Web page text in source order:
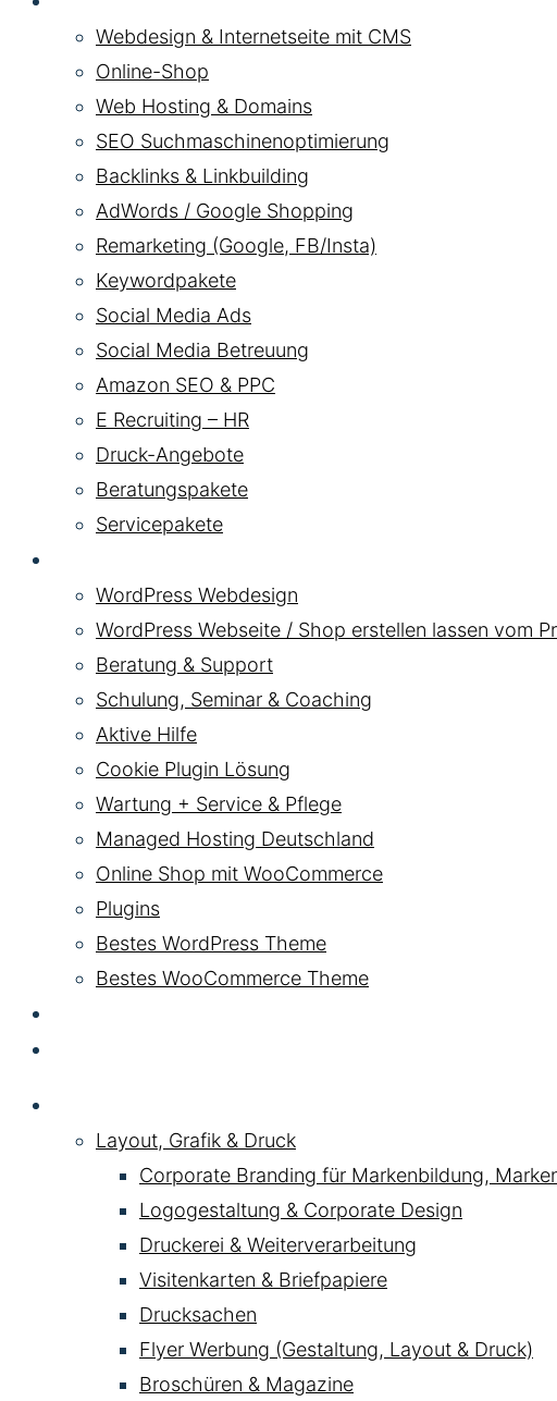
Webdesign & Internetseite mit CMS
Online-Shop
Web Hosting & Domains
SEO Suchmaschinenoptimierung
Backlinks & Linkbuilding
AdWords / Google Shopping
Remarketing (Google, FB/Insta)
Keywordpakete
Social Media Ads
Social Media Betreuung
Amazon SEO & PPC
E Recruiting – HR
Druck-Angebote
Beratungspakete
Servicepakete
WordPress Webdesign
WordPress Webseite / Shop erstellen lassen vom
Beratung & Support
Schulung, Seminar & Coaching
Aktive Hilfe
Cookie Plugin Lösung
Wartung + Service & Pflege
Managed Hosting Deutschland
Online Shop mit WooCommerce
Plugins
Bestes WordPress Theme
Bestes WooCommerce Theme
Layout, Grafik & Druck
Corporate Branding für Markenbildung,
Logogestaltung & Corporate Design
Druckerei & Weiterverarbeitung
Visitenkarten & Briefpapiere
Drucksachen
Flyer Werbung (Gestaltung, Layout & Druck)
Broschüren & Magazine